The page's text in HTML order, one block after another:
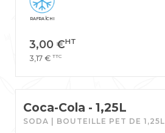
RAFRAÎCHI
3,00 €HT
3,17 € TTC
Coca-Cola - 1,25L
SODA | BOUTEILLE PET DE 1,25L